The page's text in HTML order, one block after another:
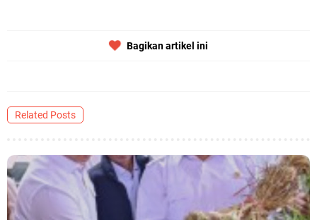
Bagikan artikel ini
Related Posts